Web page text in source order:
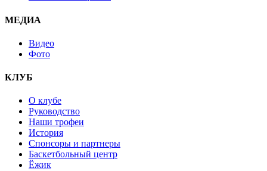
МЕДИА
Видео
Фото
КЛУБ
О клубе
Руководство
Наши трофеи
История
Спонсоры и партнеры
Баскетбольный центр
Ёжик